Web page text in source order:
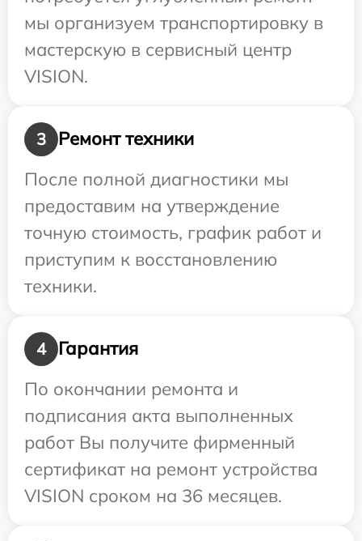
мы организуем транспортировку в
мастерскую в сервисный центр
VISION.
3
Ремонт техники
После полной диагностики мы
предоставим на утверждение
точную стоимость, график работ и
приступим к восстановлению
техники.
4
Гарантия
По окончании ремонта и
подписания акта выполненных
работ Вы получите фирменный
сертификат на ремонт устройства
VISION сроком на 36 месяцев.